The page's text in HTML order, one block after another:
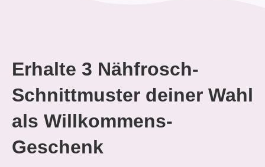
Erhalte 3 Nähfrosch-
Schnittmuster deiner Wahl
als Willkommens-
Geschenk